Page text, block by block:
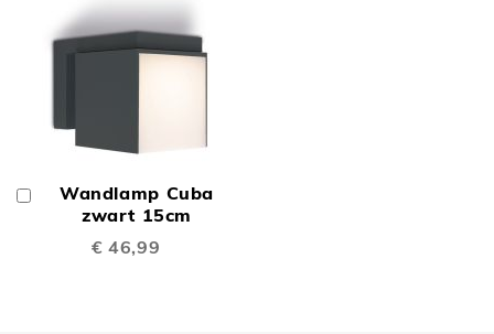
Wandlamp Cuba
zwart 15cm
€ 46,99
Winkelwagen